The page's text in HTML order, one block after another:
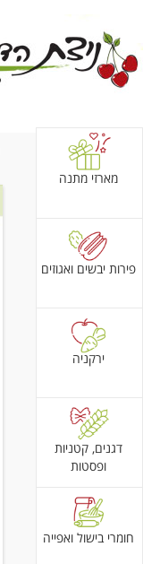
מארזי מתנה
פירות יבשים ואגוזים
ירקניה
דגנים, קטניות
ופסטות
חומרי בישול ואפייה